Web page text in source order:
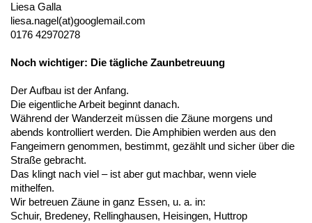
Liesa Galla
liesa.nagel(at)googlemail.com
0176 42970278
Noch wichtiger: Die tägliche Zaunbetreuung
Der Aufbau ist der Anfang.
Die eigentliche Arbeit beginnt danach.
Während der Wanderzeit müssen die Zäune morgens und
abends kontrolliert werden. Die Amphibien werden aus den
Fangeimern genommen, bestimmt, gezählt und sicher über die
Straße gebracht.
Das klingt nach viel – ist aber gut machbar, wenn viele
mithelfen.
Wir betreuen Zäune in ganz Essen, u. a. in:
Schuir, Bredeney, Rellinghausen, Heisingen, Huttrop